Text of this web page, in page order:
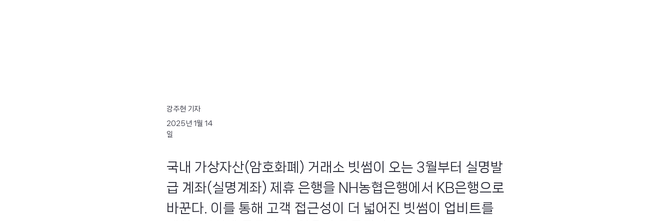
강주현 기자
2025년 1월 14
일
국내 가상자산(암호화폐) 거래소 빗썸이 오는 3월부터 실명발
급 계좌(실명계좌) 제휴 은행을 NH농협은행에서 KB은행으로
바꾼다. 이를 통해 고객 접근성이 더 넓어진 빗썸이 업비트를